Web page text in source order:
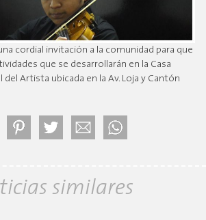
cordial invitación a la comunidad para que
que se desarrollarán en la Casa
Artista ubicada en la Av. Loja y Cantón
similares